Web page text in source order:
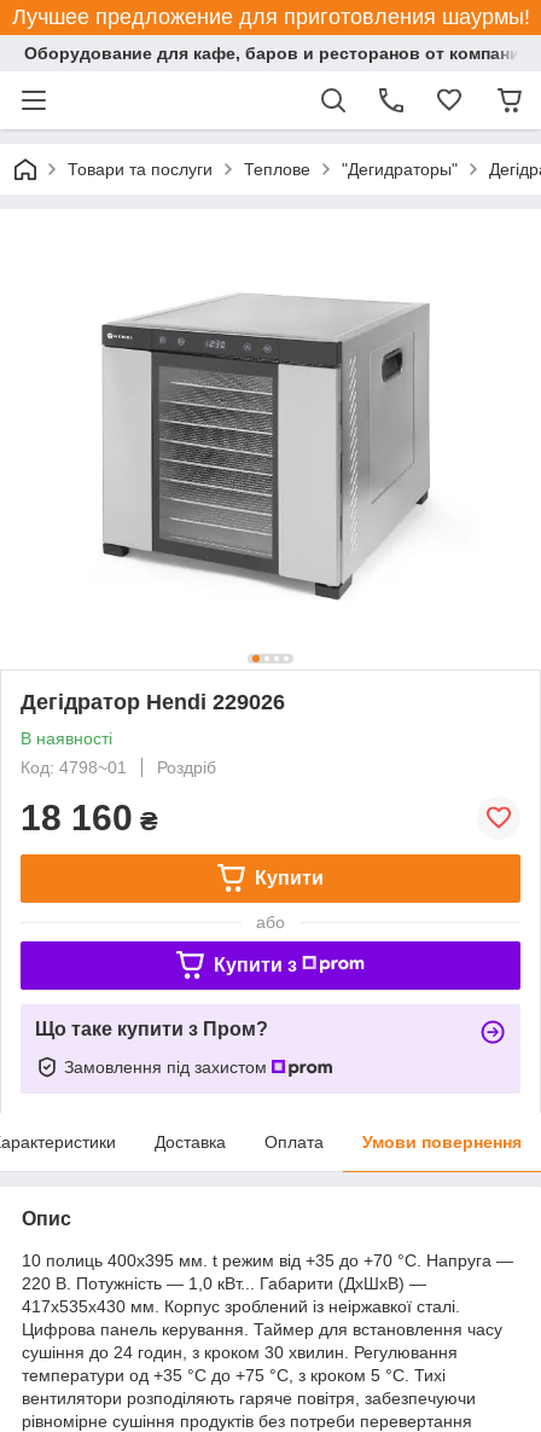
Лучшее предложение для приготовления шаурмы!
Оборудование для кафе, баров и ресторанов от компании
Товари та послуги Теплове "Дегидраторы"
Дегідратор Hendi 229026
В наявності
Код: 4798~01
Роздріб
18 160 ₴
Купити
або
Купити з
Що таке купити з Пром?
Замовлення під захистом
Доставка Оплата Умови повернення
Опис
10 полиць 400х395 мм. t режим від +35 до +70 °C. Напруга —
220 В. Потужність — 1,0 кВт... Габарити (ДхШхВ) —
417х535х430 мм. Корпус зроблений із неіржавкої сталі.
Цифрова панель керування. Таймер для встановлення часу
сушіння до 24 годин, з кроком 30 хвилин. Регулювання
температури од +35 °C до +75 °C, з кроком 5 °C. Тихі
вентилятори розподіляють гаряче повітря, забезпечуючи
рівномірне сушіння продуктів без потреби перевертання